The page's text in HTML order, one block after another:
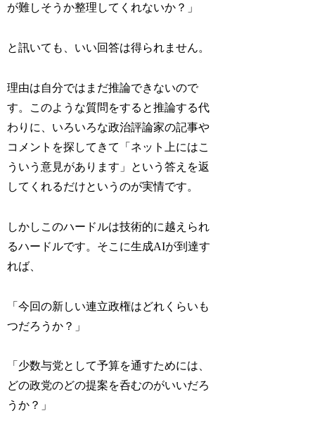
が難しそうか整理してくれないか？」
と訊いても、いい回答は得られません。
理由は自分ではまだ推論できないので
す。このような質問をすると推論する代
わりに、いろいろな政治評論家の記事や
コメントを探してきて「ネット上にはこ
ういう意見があります」という答えを返
してくれるだけというのが実情です。
しかしこのハードルは技術的に越えられ
るハードルです。そこに生成AIが到達す
れば、
「今回の新しい連立政権はどれくらいも
つだろうか？」
「少数与党として予算を通すためには、
どの政党のどの提案を呑むのがいいだろ
うか？」